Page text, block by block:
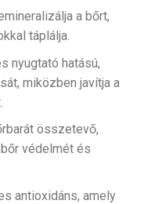
a bőrt,
táplálja.
nyugtató hatású,
miközben javítja a
összetevő,
védelmét és
antioxidáns, amely